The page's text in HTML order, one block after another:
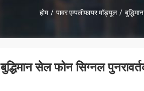
होम / पावर एम्पलीफायर मॉड्यूल /
बुद्धिमान सेल फोन सिग्नल